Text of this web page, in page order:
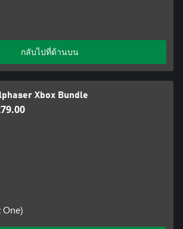
กลับไปที่ด้านบน
Xbox Bundle
One)